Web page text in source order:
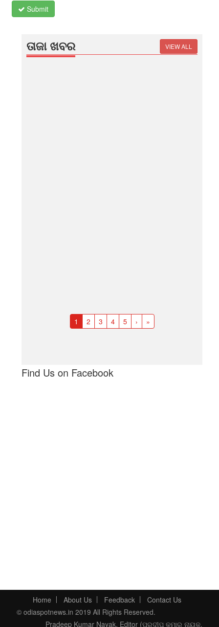
Submit
ତାଜା ଖବର VIEW ALL
1 2 3 4 5 › »
Find Us on Facebook
Home About Us Feedback
Contact Us
© odiaspotnews.in 2019 All Rights Reserved.
Pradeep Kumar Nayak, Editor (ପ୍ରଦୀପ କୁମାର ନାୟକ,